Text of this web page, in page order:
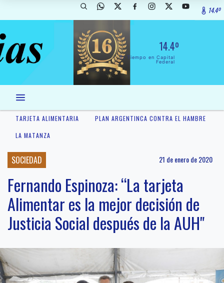
14.4º
14.4º
El Tiempo en Capital
Federal
TARJETA ALIMENTARIA
PLAN ARGENTINCA CONTRA EL HAMBRE
LA MATANZA
SOCIEDAD 21 de enero de 2020
Fernando Espinoza: “La tarjeta
Alimentar es la mejor decisión de
Justicia Social después de la AUH"